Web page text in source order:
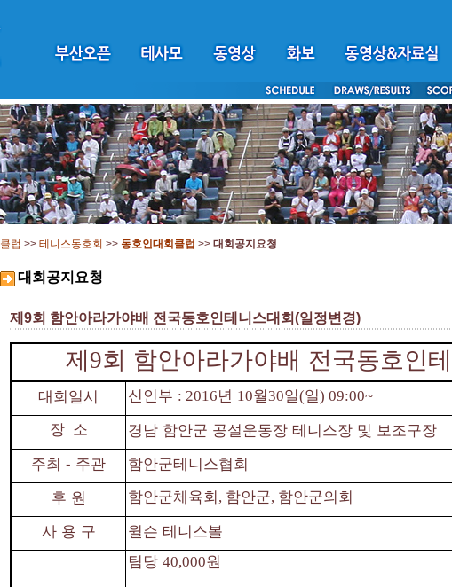
클럽 >> 테니스동호회 >> 동호인대회클럽 >> 대회공지요청
대회공지요청
제9회 함안아라가야배 전국동호인테니스대회(일정변경)
제 9회 함안아라가야배 전국동호인
대회일시 신인부 : 2016년 10월30일(일) 09:00~
장 소
경남 함안군 공설운동장 테니스장 및 보조구장
주최 ⁃ 주관
함안군테니스협회
후 원
함안군체육회 , 함안군, 함안군의회
사 용 구
윌슨 테니스볼
팀당 40,000원